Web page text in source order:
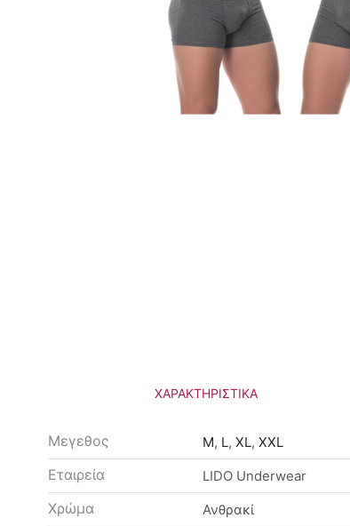
ΧΑΡΑΚΤΗΡΙΣΤΙΚΆ
Μεγεθος M, L, XL, XXL
Εταιρεία
LIDO Underwear
Χρώμα
Ανθρακί